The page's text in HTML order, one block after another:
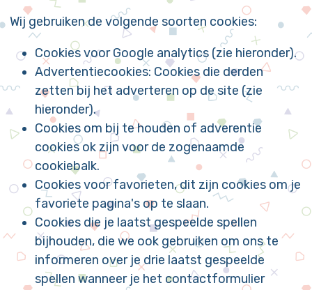
Wij gebruiken de volgende soorten cookies:
Cookies voor Google analytics (zie hieronder).
Advertentiecookies: Cookies die derden
zetten bij het adverteren op de site (zie
hieronder).
Cookies om bij te houden of adverentie
cookies ok zijn voor de zogenaamde
cookiebalk.
Cookies voor favorieten, dit zijn cookies om je
favoriete pagina's op te slaan.
Cookies die je laatst gespeelde spellen
bijhouden, die we ook gebruiken om ons te
informeren over je drie laatst gespeelde
spellen wanneer je het contactformulier